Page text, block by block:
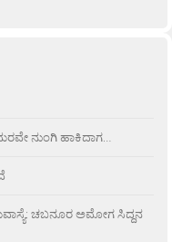
ನುಂಗಿ ಹಾಕಿದಾಗ…
ಚಬನೂರ ಅಮೋಗ ಸಿದ್ದನ